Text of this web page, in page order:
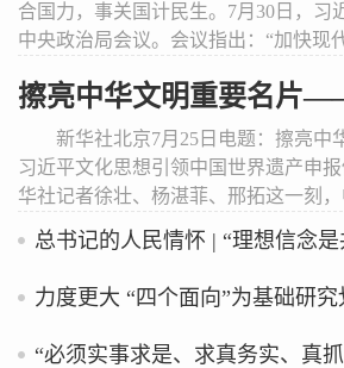
合国力，事关国计民生。7月30日，习
中央政治局会议。会议指出：“加快现
新华社北京7月25日电题：擦亮
习近平文化思想引领中国世界遗产申
华社记者徐壮、杨湛菲、邢拓这一刻，